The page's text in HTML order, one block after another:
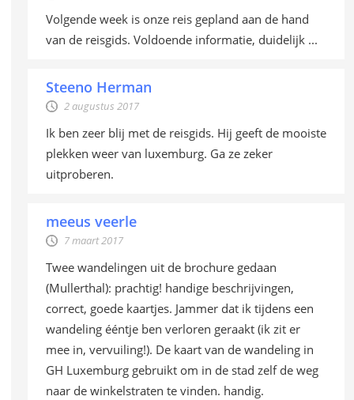
Volgende week is onze reis gepland aan de hand
van de reisgids. Voldoende informatie, duidelijk ...
Steeno Herman
2 augustus 2017
Ik ben zeer blij met de reisgids. Hij geeft de mooiste
plekken weer van luxemburg. Ga ze zeker
uitproberen.
meeus veerle
7 maart 2017
Twee wandelingen uit de brochure gedaan
(Mullerthal): prachtig! handige beschrijvingen,
correct, goede kaartjes. Jammer dat ik tijdens een
wandeling ééntje ben verloren geraakt (ik zit er
mee in, vervuiling!). De kaart van de wandeling in
GH Luxemburg gebruikt om in de stad zelf de weg
naar de winkelstraten te vinden. handig.